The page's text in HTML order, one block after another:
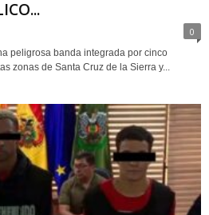
0
peligrosa banda integrada por cinco
zonas de Santa Cruz de la Sierra y...